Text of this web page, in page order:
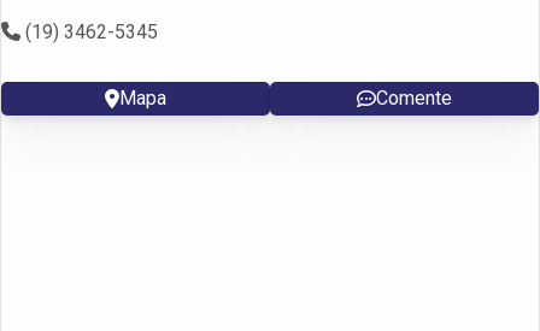
(19) 3462-5345
Mapa Comente